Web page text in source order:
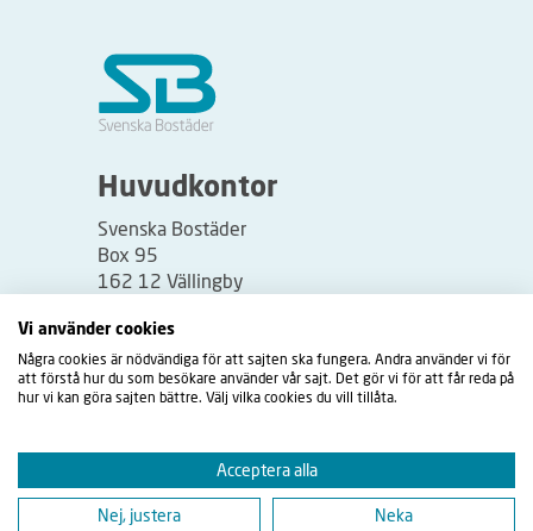
Huvudkontor
Svenska Bostäder
Box 95
162 12 Vällingby
Besöksadress:
Vällingbyplan 2
Vi använder cookies
Några cookies är nödvändiga för att sajten ska fungera. Andra använder vi för
att förstå hur du som besökare använder vår sajt. Det gör vi för att får reda på
hur vi kan göra sajten bättre. Välj vilka cookies du vill tillåta.
Acceptera alla
Nej, justera Neka